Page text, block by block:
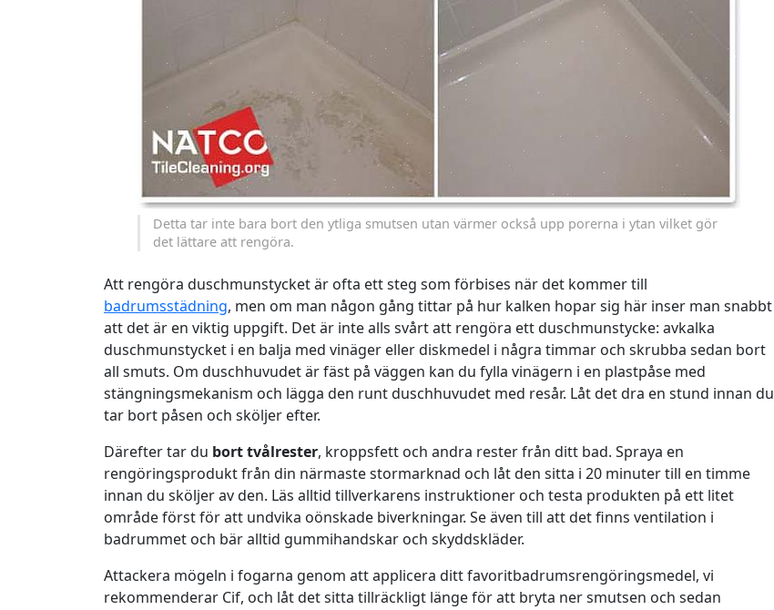
Detta tar inte bara bort den ytliga smutsen utan värmer också upp porerna i ytan vilket gör
det lättare att rengöra.
Att rengöra duschmunstycket är ofta ett steg som förbises när det kommer till
badrumsstädning, men om man någon gång tittar på hur kalken hopar sig här inser man snabbt
att det är en viktig uppgift. Det är inte alls svårt att rengöra ett duschmunstycke: avkalka
duschmunstycket i en balja med vinäger eller diskmedel i några timmar och skrubba sedan bort
all smuts. Om duschhuvudet är fäst på väggen kan du fylla vinägern i en plastpåse med
stängningsmekanism och lägga den runt duschhuvudet med resår. Låt det dra en stund innan du
tar bort påsen och sköljer efter.
Därefter tar du bort tvålrester, kroppsfett och andra rester från ditt bad. Spraya en
rengöringsprodukt från din närmaste stormarknad och låt den sitta i 20 minuter till en timme
innan du sköljer av den. Läs alltid tillverkarens instruktioner och testa produkten på ett litet
område först för att undvika oönskade biverkningar. Se även till att det finns ventilation i
badrummet och bär alltid gummihandskar och skyddskläder.
Attackera mögeln i fogarna genom att applicera ditt favoritbadrumsrengöringsmedel, vi
rekommenderar Cif, och låt det sitta tillräckligt länge för att bryta ner smutsen och sedan